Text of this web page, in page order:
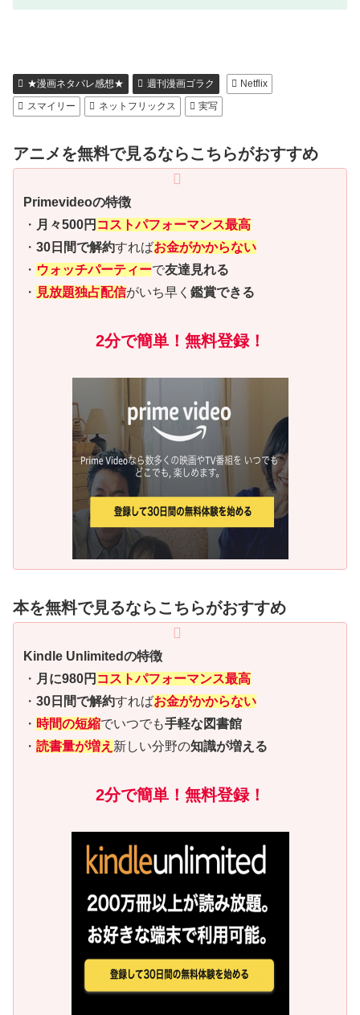
★漫画ネタバレ感想★ 週刊漫画ゴラク
Netflix
スマイリー
ネットフリックス 実写
アニメを無料で見るならこちらがおすすめ
Primevideoの特徴
・ 月々500円 コストパフォーマンス最高
・ 30日間で解約すればお金がかからない
・ ウォッチパーティーで友達見れる
・ 見放題独占配信がいち早く 鑑賞できる
2分で簡単！無料登録！
本を無料で見るならこちらがおすすめ
Kindle Unlimitedの特徴
・ 月に980円 コストパフォーマンス最高
・ 30日間で解約すればお金がかからない
・ 時間の短縮でいつでも手軽な図書館
・ 読書量が増え 新しい分野の知識が増える
2分で簡単！無料登録！